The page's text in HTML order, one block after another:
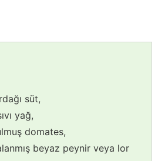
süt,
yağ,
domates,
beyaz peynir veya lor